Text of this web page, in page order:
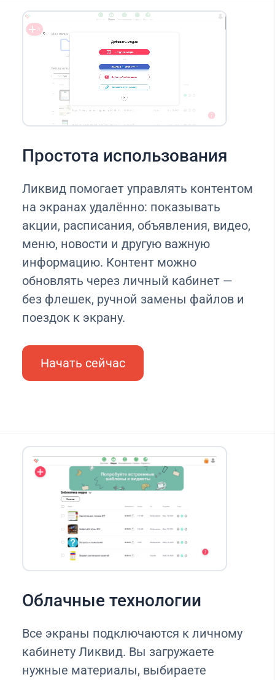
Простота использования
Ликвид помогает управлять контентом
на экранах удалённо: показывать
акции, расписания, объявления, видео,
меню, новости и другую важную
информацию. Контент можно
обновлять через личный кабинет —
без флешек, ручной замены файлов и
поездок к экрану.
Начать сейчас
Облачные технологии
Все экраны подключаются к личному
кабинету Ликвид. Вы загружаете
нужные материалы, выбираете